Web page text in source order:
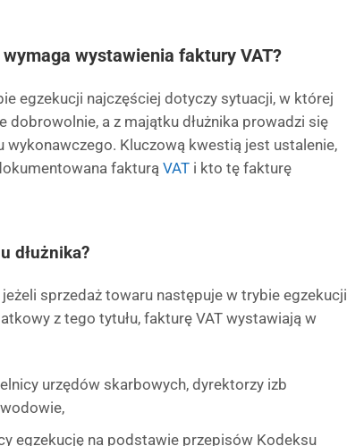
wystawienia faktury VAT?
egzekucji najczęściej dotyczy sytuacji, w której
dobrowolnie, a z majątku dłużnika prowadzi się
wykonawczego. Kluczową kwestią jest ustalenie,
fakturą VAT i kto tę fakturę
dłużnika?
sprzedaż towaru następuje w trybie egzekucji
z tego tytułu, fakturę VAT wystawiają w
urzędów skarbowych, dyrektorzy izb
egzekucję na podstawie przepisów Kodeksu